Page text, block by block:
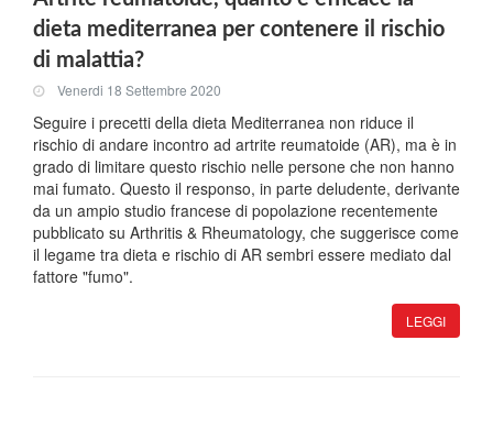
dieta mediterranea per contenere il rischio
di malattia?
Venerdi 18 Settembre 2020
Seguire i precetti della dieta Mediterranea non riduce il
rischio di andare incontro ad artrite reumatoide (AR), ma è in
grado di limitare questo rischio nelle persone che non hanno
mai fumato. Questo il responso, in parte deludente, derivante
da un ampio studio francese di popolazione recentemente
pubblicato su Arthritis & Rheumatology, che suggerisce come
il legame tra dieta e rischio di AR sembri essere mediato dal
fattore "fumo".
LEGGI